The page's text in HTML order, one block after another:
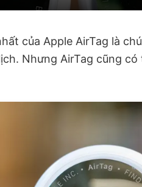
của Apple AirTag là
Nhưng AirTag cũng